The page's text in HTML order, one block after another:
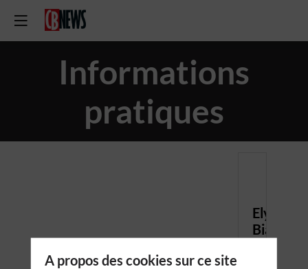
Informations
pratiques
Elysées
Biarritz
A propos des cookies sur ce site